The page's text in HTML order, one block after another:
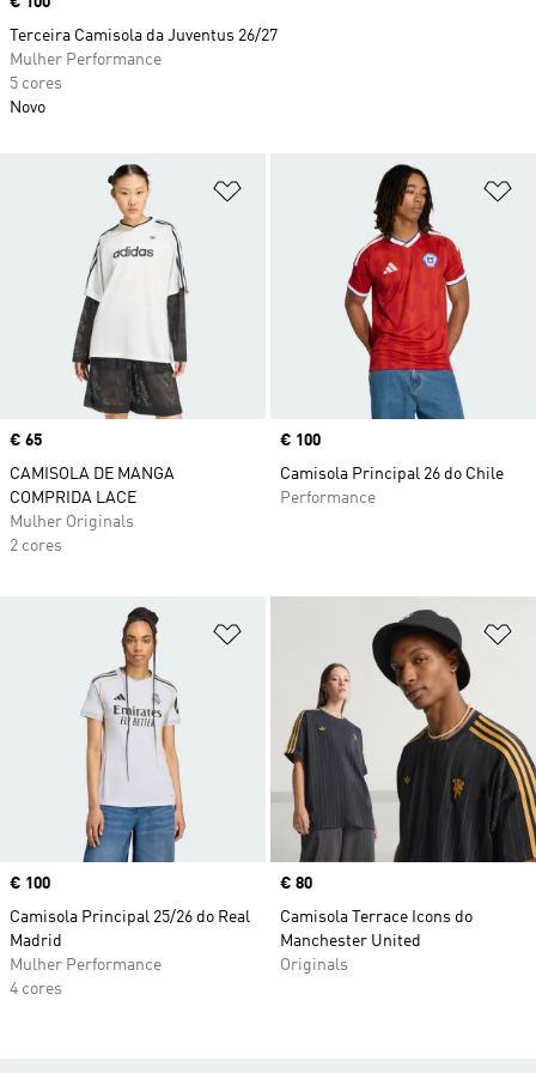
Adicionar à Lista de Desejos
Price
€ 65
CAMISOLA DE MANGA
COMPRIDA LACE
Mulher Originals
2 cores
Price
€ 100
Camisola Principal 26 do Chile
Performance
Adicionar à Lista de Desejos
Price
€ 100
Camisola Principal 25/26 do Real
Madrid
Mulher Performance
4 cores
Price
€ 80
Camisola Terrace Icons do
Manchester United
Originals
Terceira Camisola da Juventus 26/27
Mulher Performance
5 cores
Novo